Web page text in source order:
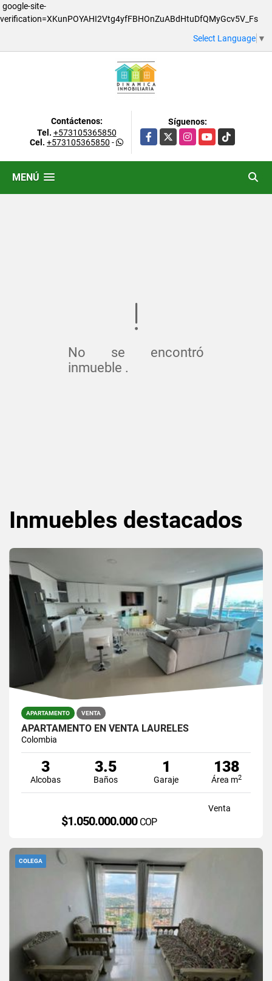
google-site-
verification=XKunPOYAHI2Vtg4yfFBHOnZuABdHtuDfQMyGcv5V_Fs
Select Language ▼
Contáctenos:
Tel. +573105365850
Cel. +573105365850 -
Síguenos:
Facebook
X InstagramYouTubeTikTok
MENÚ
No se encontró
inmueble .
Inmuebles destacados
APARTAMENTO VENTA
APARTAMENTO EN VENTA LAURELES
Colombia
3
Alcobas
3.5
Baños
1
Garaje
138
Área m2
Venta
$1.050.000.000 COP
COLEGA